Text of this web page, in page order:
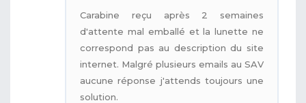
Carabine reçu après 2 semaines
d'attente mal emballé et la lunette ne
correspond pas au description du site
internet. Malgré plusieurs emails au SAV
aucune réponse j'attends toujours une
solution.